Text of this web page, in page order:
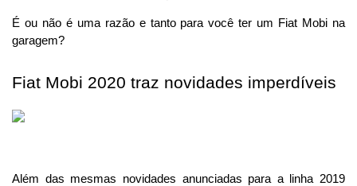
É ou não é uma razão e tanto para você ter um Fiat Mobi na
garagem?
Fiat Mobi 2020 traz novidades imperdíveis
Além das mesmas novidades anunciadas para a linha 2019